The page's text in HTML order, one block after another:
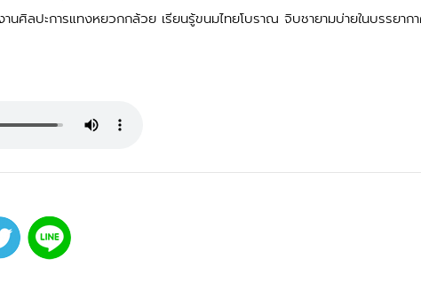
นศิลปะการแทงหยวกกล้วย เรียนรู้ขนมไทยโบราณ จิบชายามบ่ายในบรรยา